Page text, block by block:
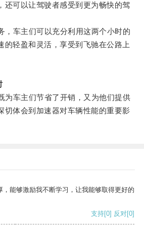
还可以让驾驶者感受到更为畅快的驾
车主们可以充分利用这两个小时的
的轻盈和灵活，享受到飞驰在公路上
车主们节省了开销，又为他们提供
切体会到加速器对车辆性能的重要影
，能够激励我不断学习，让我能够取得更好的
支持[0] 反对[0]